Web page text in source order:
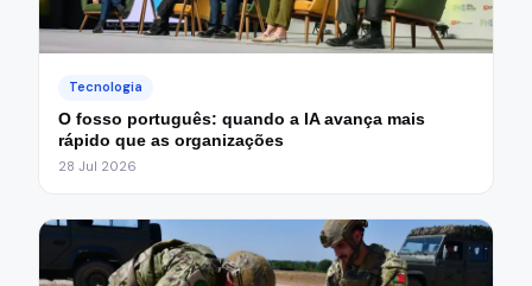
Tecnologia
O fosso português: quando a IA avança mais
rápido que as organizações
28 Jul 2026